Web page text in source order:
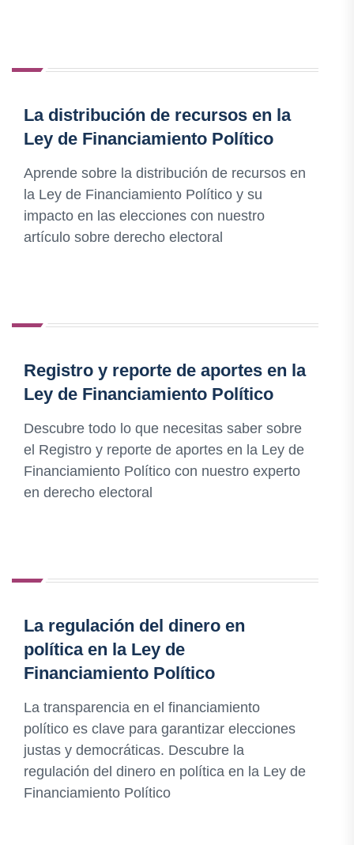
La distribución de recursos en la
Ley de Financiamiento Político
Aprende sobre la distribución de recursos en
la Ley de Financiamiento Político y su
impacto en las elecciones con nuestro
artículo sobre derecho electoral
Registro y reporte de aportes en la
Ley de Financiamiento Político
Descubre todo lo que necesitas saber sobre
el Registro y reporte de aportes en la Ley de
Financiamiento Político con nuestro experto
en derecho electoral
La regulación del dinero en
política en la Ley de
Financiamiento Político
La transparencia en el financiamiento
político es clave para garantizar elecciones
justas y democráticas. Descubre la
regulación del dinero en política en la Ley de
Financiamiento Político